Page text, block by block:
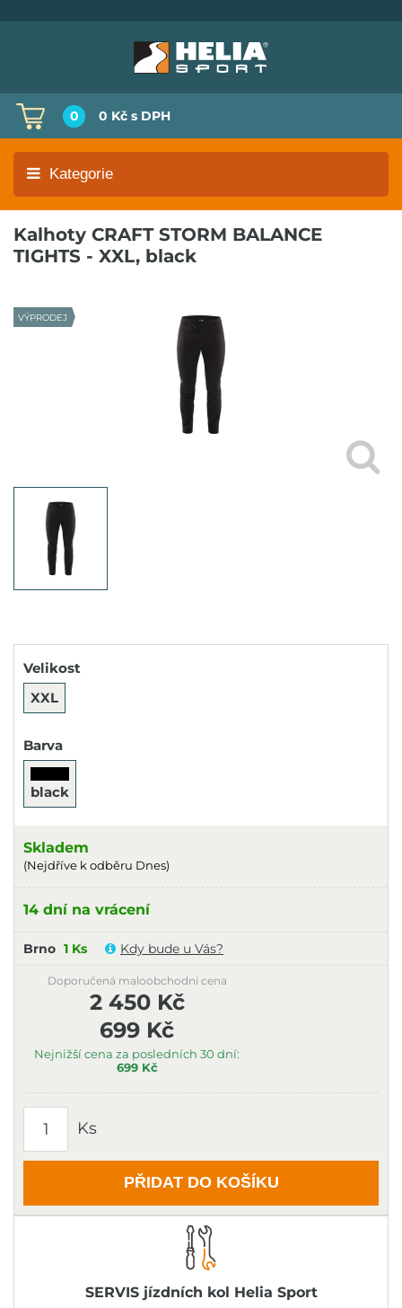
0 0 Kč s DPH
Kategorie
Kalhoty CRAFT STORM BALANCE
TIGHTS - XXL, black
VÝPRODEJ
Velikost
XXL
Barva
black
Skladem
(Nejdříve k odběru Dnes)
14 dní na vrácení
Brno 1 Ks Kdy bude u Vás?
699 Kč
Nejnižší cena za posledních 30 dní:
699 Kč
Doporučená maloobchodní cena
2 450 Kč
Ks
PŘIDAT DO KOŠÍKU
SERVIS jízdních kol Helia Sport